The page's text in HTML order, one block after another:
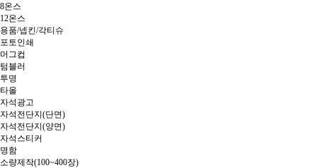
8온스
12온스
용품/넵킨/각티슈
포토인쇄
머그컵
텀블러
투명
타올
자석광고
자석전단지(단면)
자석전단지(양면)
자석스티커
명함
소량제작(100~400장)